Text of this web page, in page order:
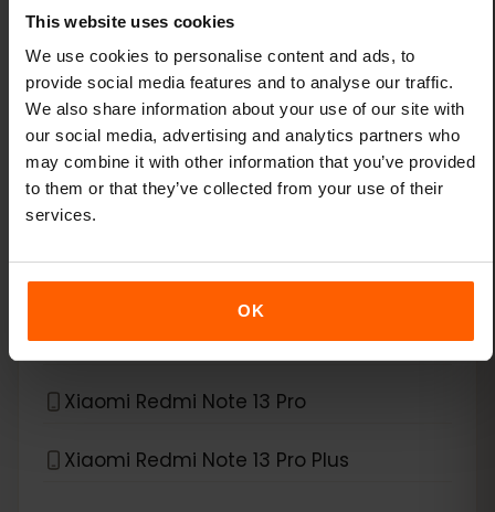
This website uses cookies
We use cookies to personalise content and ads, to
provide social media features and to analyse our traffic.
We also share information about your use of our site with
our social media, advertising and analytics partners who
may combine it with other information that you’ve provided
to them or that they’ve collected from your use of their
services.
OK
Xiaomi 14
Xiaomi 14 Pro
Xiaomi 14T
Xiaomi 14T Pro
Xiaomi 15
Xiaomi Redmi Note 11 Pro 5G
Xiaomi Redmi Note 13 Pro
Xiaomi Redmi Note 13 Pro Plus